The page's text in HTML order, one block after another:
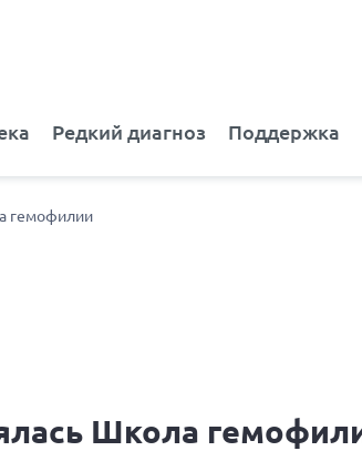
Редкий диагноз Поддержка
гемофилии
Школа